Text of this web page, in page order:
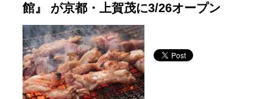
館』 が京都・上賀茂に3/26オープン